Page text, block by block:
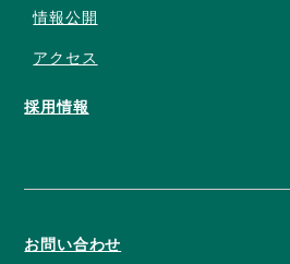
情報公開
アクセス
採用情報
お問い合わせ